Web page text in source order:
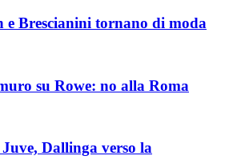
e Brescianini tornano di moda
su Rowe: no alla Roma
Dallinga verso la